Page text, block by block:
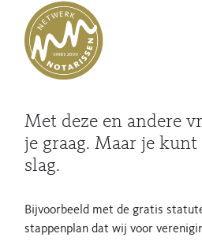
Met deze en andere
je graag. Maar je
slag.
Bijvoorbeeld met de gratis
stappenplan dat wij voor